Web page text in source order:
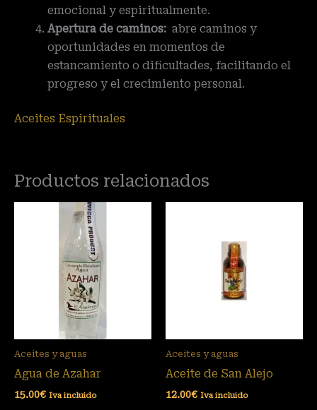
emocional y espiritualmente.
Apertura de caminos:abre caminos y
oportunidades en momentos de
estancamiento o dificultades, facilitando el
progreso y el crecimiento personal.
Aceites Espirituales
Productos relacionados
Aceites y aguas
Agua de Azahar
15.00€ Iva incluido
Aceites y aguas
Aceite de San Alejo
12.00€ Iva incluido